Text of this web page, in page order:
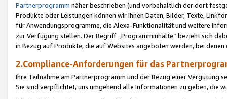
Partnerprogramm näher beschrieben (und vorbehaltlich der dort
Produkte oder Leistungen können wir Ihnen Daten, Bilder, Texte,
für Anwendungsprogramme, die Alexa-Funktionalität und weitere
zur Verfügung stellen. Der Begriff „Programminhalte“ bezieht sich
in Bezug auf Produkte, die auf Websites angeboten werden, bei
2.Compliance-Anforderungen für das
Ihre Teilnahme am Partnerprogramm und der Bezug einer Vergütung
Sie sind verpflichtet, uns umgehend alle Informationen zu geben, die